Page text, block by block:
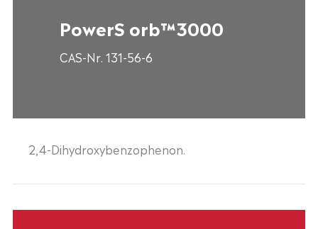
PowerS orb™3000
CAS-Nr. 131-56-6
2,4-Dihydroxybenzophenon.